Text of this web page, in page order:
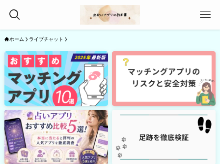
ホーム ライブチャット